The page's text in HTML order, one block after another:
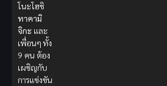
โนะโฮชิ
ทาคามิ
จิกะ และ
เพื่อนๆ ทั้ง
9 คน ต้อง
เผชิญกับ
การแข่งขัน